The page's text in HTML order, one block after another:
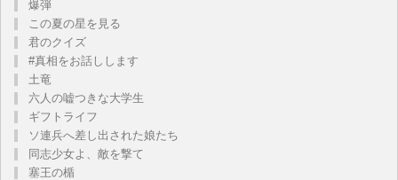
爆弾
この夏の星を見る
君のクイズ
#真相をお話しします
土竜
六人の嘘つきな大学生
ギフトライフ
ソ連兵へ差し出された娘たち
同志少女よ、敵を撃て
塞王の楯